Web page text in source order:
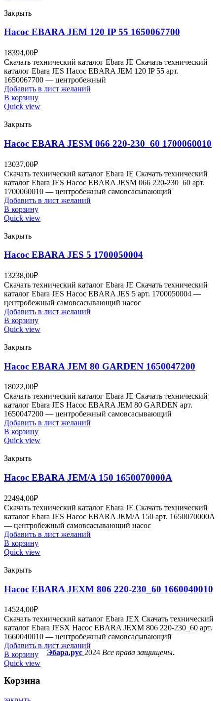
Закрыть
Насос EBARA JEM 120 IP 55 1650067700
18394,00₽
Скачать технический каталог Ebara JE Скачать технический
каталог Ebara JES Насос EBARA JEM 120 IP 55 арт.
1650067700 — центробежный
Добавить в лист желаний
В корзину
Quick view
Закрыть
Насос EBARA JESM 066 220-230_60 1700060010
13037,00₽
Скачать технический каталог Ebara JE Скачать технический
каталог Ebara JES Насос EBARA JESM 066 220-230_60 арт.
1700060010 — центробежный самовсасывающий
Добавить в лист желаний
В корзину
Quick view
Закрыть
Насос EBARA JES 5 1700050004
13238,00₽
Скачать технический каталог Ebara JE Скачать технический
каталог Ebara JES Насос EBARA JES 5 арт. 1700050004 —
центробежный самовсасывающий насос
Добавить в лист желаний
В корзину
Quick view
Закрыть
Насос EBARA JEM 80 GARDEN 1650047200
18022,00₽
Скачать технический каталог Ebara JE Скачать технический
каталог Ebara JES Насос EBARA JEM 80 GARDEN арт.
1650047200 — центробежный самовсасывающий
Добавить в лист желаний
В корзину
Quick view
Закрыть
Насос EBARA JEM/A 150 1650070000A
22494,00₽
Скачать технический каталог Ebara JE Скачать технический
каталог Ebara JES Насос EBARA JEM/A 150 арт. 1650070000A
— центробежный самовсасывающий насос
Добавить в лист желаний
В корзину
Quick view
Закрыть
Насос EBARA JEXM 806 220-230_60 1660040010
14524,00₽
Скачать технический каталог Ebara JEX Скачать технический
каталог Ebara JESX Насос EBARA JEXM 806 220-230_60 арт.
1660040010 — центробежный самовсасывающий
Добавить в лист желаний
В корзину
Quick view
Эбара.рус 2024Все права защищены.
Корзина